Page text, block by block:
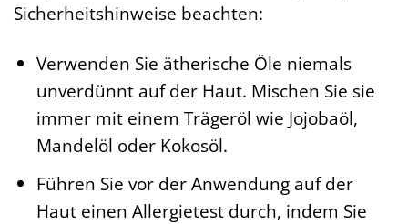
Sicherheitshinweise beachten:
Verwenden Sie ätherische Öle niemals
unverdünnt auf der Haut. Mischen Sie sie
immer mit einem Trägeröl wie Jojobaöl,
Mandelöl oder Kokosöl.
Führen Sie vor der Anwendung auf der
Haut einen Allergietest durch, indem Sie